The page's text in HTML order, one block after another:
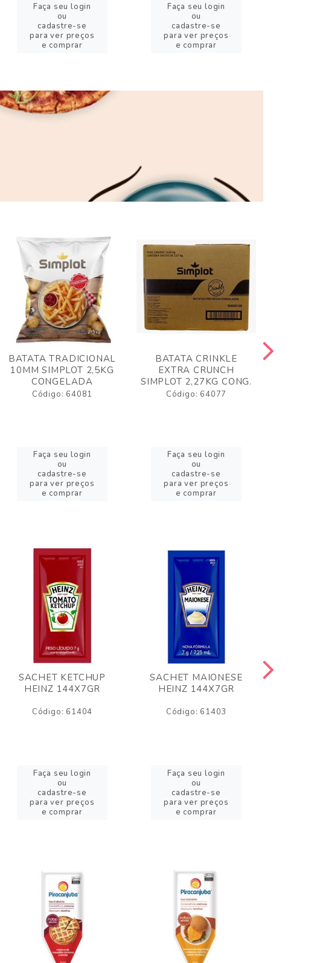
Faça seu login
ou
cadastre-se
para ver preços
e comprar
Faça seu login
ou
cadastre-se
para ver preços
e comprar
BATATA TRADICIONAL
10MM SIMPLOT 2,5KG
CONGELADA
Código: 64081
Faça seu login
ou
cadastre-se
para ver preços
e comprar
BATATA CRINKLE
EXTRA CRUNCH
SIMPLOT 2,27KG CONG.
Código: 64077
Faça seu login
ou
cadastre-se
para ver preços
e comprar
SACHET KETCHUP
HEINZ 144X7GR
Código: 61404
Faça seu login
ou
cadastre-se
para ver preços
e comprar
SACHET MAIONESE
HEINZ 144X7GR
Código: 61403
Faça seu login
ou
cadastre-se
para ver preços
e comprar